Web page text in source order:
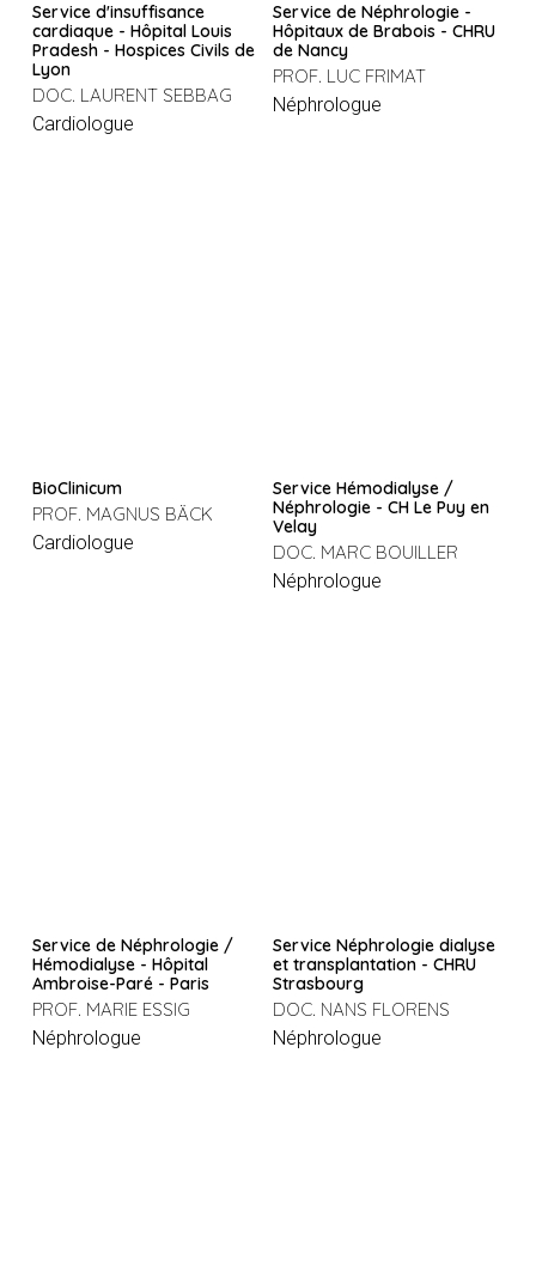
Service d'insuffisance
cardiaque - Hôpital Louis
Pradesh - Hospices Civils de
Lyon
DOC. LAURENT SEBBAG
Cardiologue
Service de Néphrologie -
Hôpitaux de Brabois - CHRU
de Nancy
PROF. LUC FRIMAT
Néphrologue
BioClinicum
PROF. MAGNUS BÄCK
Cardiologue
Service Hémodialyse /
Néphrologie - CH Le Puy en
Velay
DOC. MARC BOUILLER
Néphrologue
Service de Néphrologie /
Hémodialyse - Hôpital
Ambroise-Paré - Paris
PROF. MARIE ESSIG
Néphrologue
Service Néphrologie dialyse
et transplantation - CHRU
Strasbourg
DOC. NANS FLORENS
Néphrologue